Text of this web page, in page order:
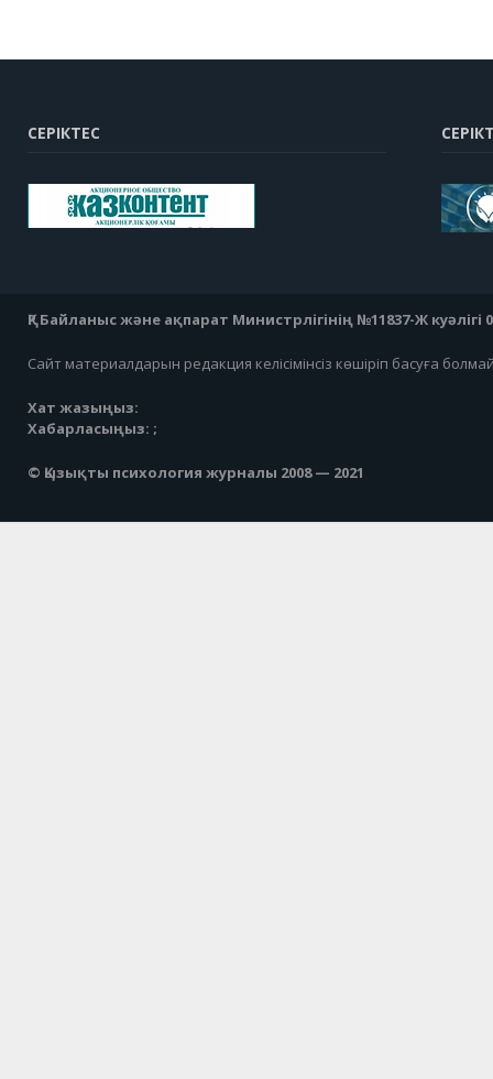
СЕРІКТЕС
ҚР Байланыс және ақпарат Министрлігінің №11837-Ж куәлігі
Сайт материалдарын редакция келісімінсіз көшіріп басуға
Хат жазыңыз:
Хабарласыңыз: ;
© Қызықты психология журналы 2008 — 2021